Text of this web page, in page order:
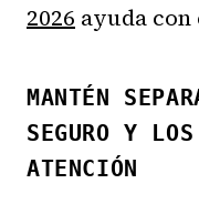
2026 ayuda con
MANTÉN
SEGURO Y
ATENCIÓN